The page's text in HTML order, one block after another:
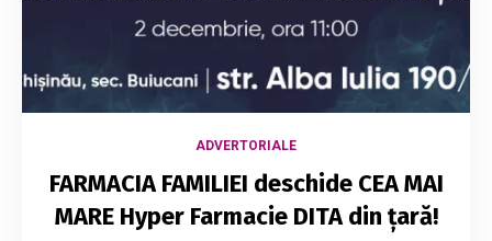
ADVERTORIALE
FARMACIA FAMILIEI deschide CEA MAI
MARE Hyper Farmacie DITA din țară!